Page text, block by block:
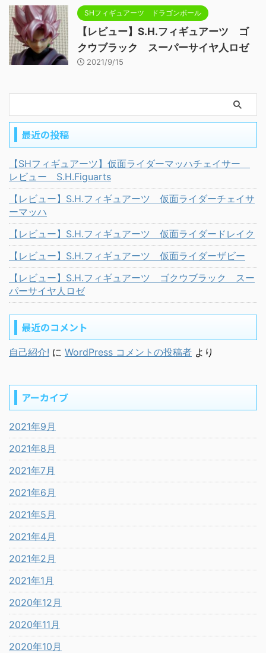
SHフィギュアーツ ドラゴンボール
【レビュー】S.H.フィギュアーツ ゴ
クウブラック スーパーサイヤ人ロゼ
2021/9/15
最近の投稿
【SHフィギュアーツ】仮面ライダーマッハチェイサー
レビュー S.H.Figuarts
【レビュー】S.H.フィギュアーツ 仮面ライダーチェイサ
ーマッハ
【レビュー】S.H.フィギュアーツ 仮面ライダードレイク
【レビュー】S.H.フィギュアーツ 仮面ライダーザビー
【レビュー】S.H.フィギュアーツ ゴクウブラック スー
パーサイヤ人ロゼ
最近のコメント
自己紹介! に WordPress コメントの投稿者 より
アーカイブ
2021年9月
2021年8月
2021年7月
2021年6月
2021年5月
2021年4月
2021年2月
2021年1月
2020年12月
2020年11月
2020年10月